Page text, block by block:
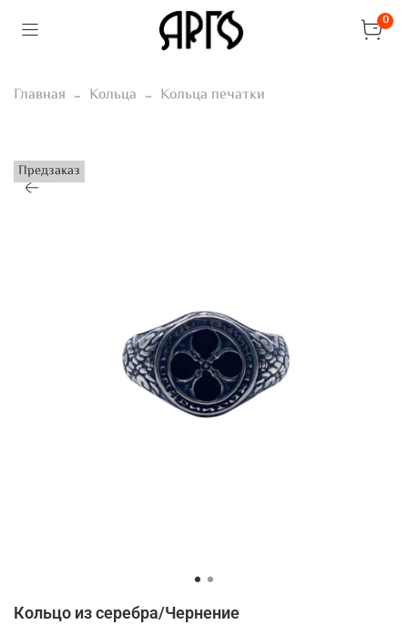
0
Главная Кольца Кольца печатки
Предзаказ
Кольцо из серебра/Чернение